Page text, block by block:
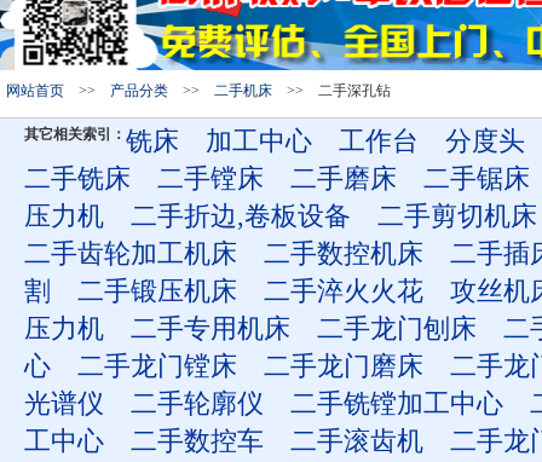
网站首页 >> 产品分类 >> 二手机床 >> 二手深孔钻
其它相关索引： 铣床 加工中心 工作台
分度头
二手铣床
二手镗床 二手磨床
二手锯床
压力机
二手折边,卷板设备
二手剪切机床
二手齿轮加工机床
二手数控机床
二手插
割
二手锻压机床 二手淬火火花
攻丝机
压力机
二手专用机床 二手龙门刨床
二
心
二手龙门镗床 二手龙门磨床
二手龙
光谱仪
二手轮廓仪 二手铣镗加工中心
工中心
二手数控车 二手滚齿机
二手龙